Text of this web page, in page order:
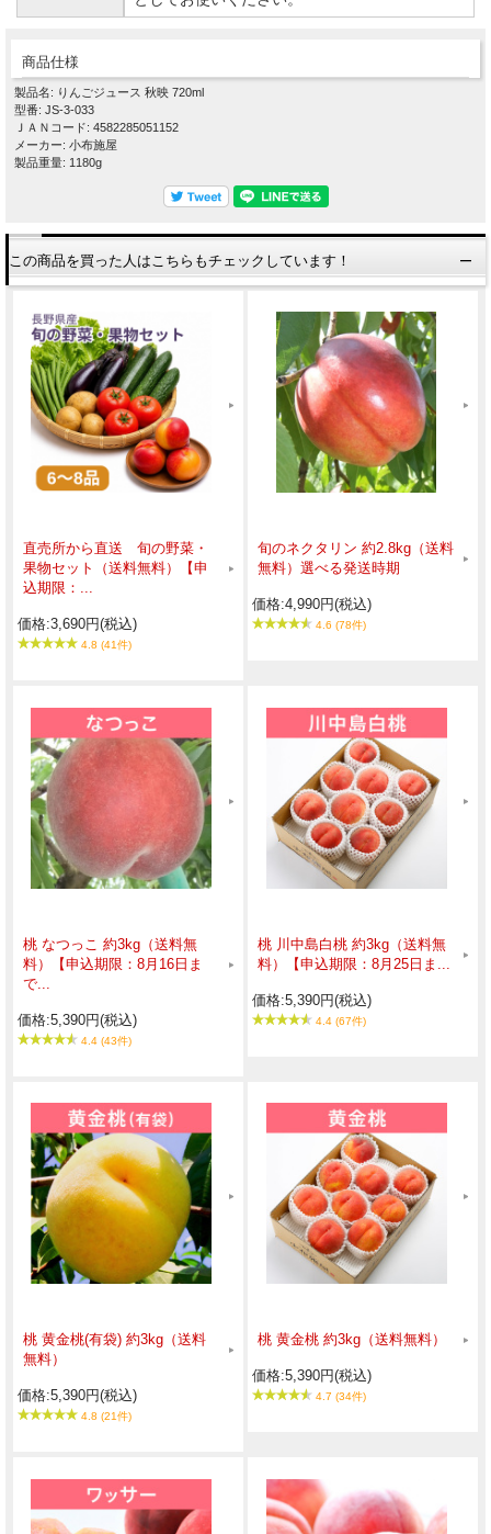
商品仕様
製品名: りんごジュース 秋映 720ml
型番: JS-3-033
ＪＡＮコード: 4582285051152
メーカー: 小布施屋
製品重量: 1180g
この商品を買った人はこちらもチェックしています！
直売所から直送 旬の野菜・
果物セット（送料無料）【申
込期限：...
価格:3,690円(税込)
4.8 (41件)
旬のネクタリン 約2.8kg（送料
無料）選べる発送時期
価格:4,990円(税込)
4.6 (78件)
桃 なつっこ 約3kg（送料無
料）【申込期限：8月16日ま
で...
価格:5,390円(税込)
4.4 (43件)
桃 川中島白桃 約3kg（送料無
料）【申込期限：8月25日ま...
価格:5,390円(税込)
4.4 (67件)
桃 黄金桃(有袋) 約3kg（送料
無料）
価格:5,390円(税込)
4.8 (21件)
桃 黄金桃 約3kg（送料無料）
価格:5,390円(税込)
4.7 (34件)